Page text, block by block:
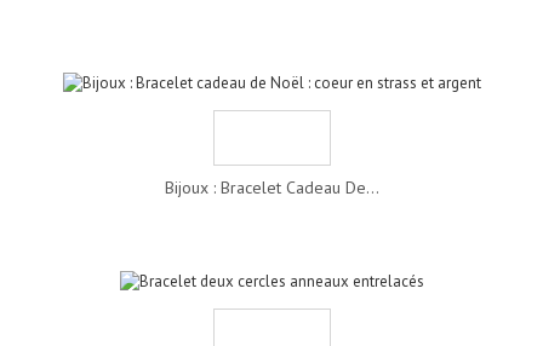
Bijoux : Bracelet Cadeau De...